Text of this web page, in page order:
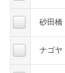
砂田橋
ナゴヤ